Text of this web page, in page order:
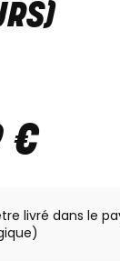
€
livré dans le